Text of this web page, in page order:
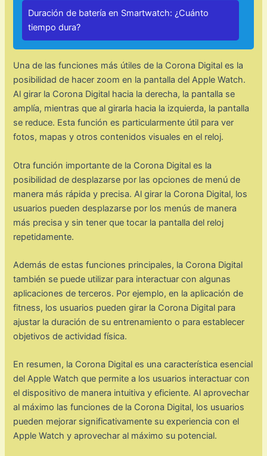
Duración de batería en Smartwatch: ¿Cuánto
tiempo dura?
Una de las funciones más útiles de la Corona Digital es la
posibilidad de hacer zoom en la pantalla del Apple Watch.
Al girar la Corona Digital hacia la derecha, la pantalla se
amplía, mientras que al girarla hacia la izquierda, la pantalla
se reduce. Esta función es particularmente útil para ver
fotos, mapas y otros contenidos visuales en el reloj.
Otra función importante de la Corona Digital es la
posibilidad de desplazarse por las opciones de menú de
manera más rápida y precisa. Al girar la Corona Digital, los
usuarios pueden desplazarse por los menús de manera
más precisa y sin tener que tocar la pantalla del reloj
repetidamente.
Además de estas funciones principales, la Corona Digital
también se puede utilizar para interactuar con algunas
aplicaciones de terceros. Por ejemplo, en la aplicación de
fitness, los usuarios pueden girar la Corona Digital para
ajustar la duración de su entrenamiento o para establecer
objetivos de actividad física.
En resumen, la Corona Digital es una característica esencial
del Apple Watch que permite a los usuarios interactuar con
el dispositivo de manera intuitiva y eficiente. Al aprovechar
al máximo las funciones de la Corona Digital, los usuarios
pueden mejorar significativamente su experiencia con el
Apple Watch y aprovechar al máximo su potencial.